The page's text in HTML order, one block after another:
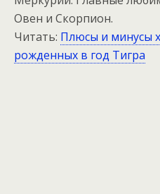
Овен и Скорпион.
Читать: Плюсы и минусы
рожденных в год Тигра